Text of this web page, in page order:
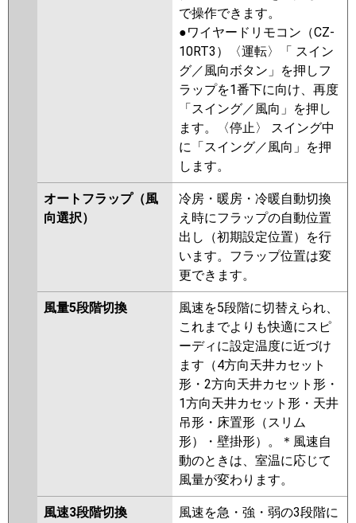
で操作できます。
●ワイヤードリモコン（CZ-
10RT3）〈運転〉「 スイン
グ／風向ボタン」を押しフ
ラップを1番下に向け、再度
「スイング／風向」を押し
ます。〈停止〉 スイング中
に「スイング／風向」を押
します。
オートフラップ（風
向選択）
冷房・暖房・冷暖自動切換
え時にフラップの自動位置
出し（初期設定位置）を行
います。フラップ位置は変
更できます。
風量5段階切換
風速を5段階に切替えられ、
これまでよりも快適にスピ
ーディに設定温度に近づけ
ます（4方向天井カセット
形・2方向天井カセット形・
1方向天井カセット形・天井
吊形・床置形（スリム
形）・壁掛形）。＊風速自
動のときは、室温に応じて
風量が変わります。
風速3段階切換
風速を急・強・弱の3段階に